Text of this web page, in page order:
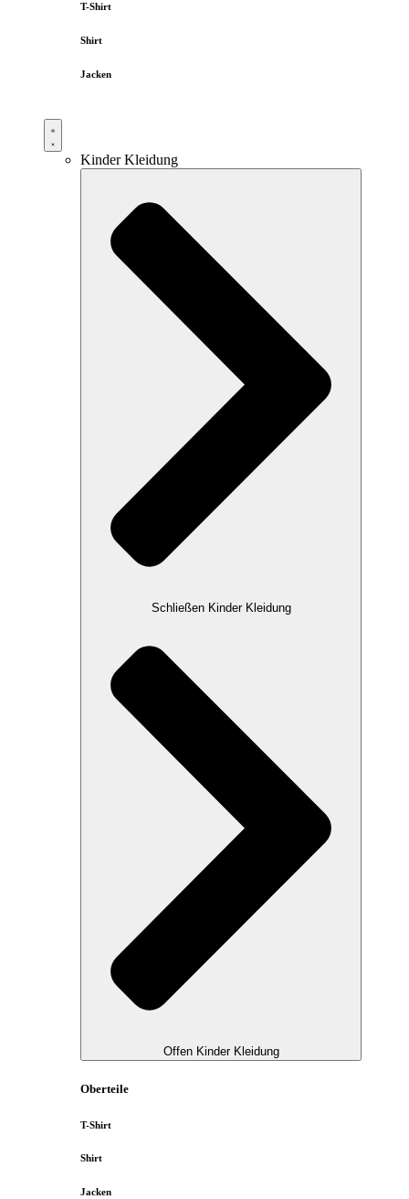
T-Shirt
Shirt
Jacken
Kinder Kleidung
Schließen Kinder Kleidung
Offen Kinder Kleidung
Oberteile
T-Shirt
Shirt
Jacken